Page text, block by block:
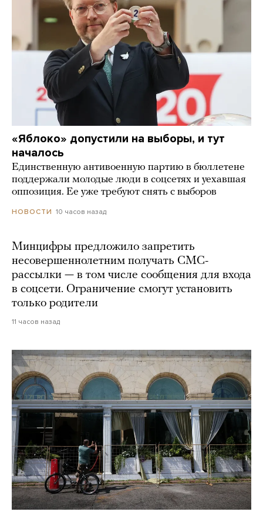
«Яблоко» допустили на выборы, и тут
началось
Единственную антивоенную партию в бюллетене
поддержали молодые люди в соцсетях и уехавшая
оппозиция. Ее уже требуют снять с выборов
НОВОСТИ 10 часов назад
Минцифры предложило запретить
несовершеннолетним получать СМС-
рассылки — в том числе сообщения для входа
в соцсети. Ограничение смогут установить
только родители
11 часов назад